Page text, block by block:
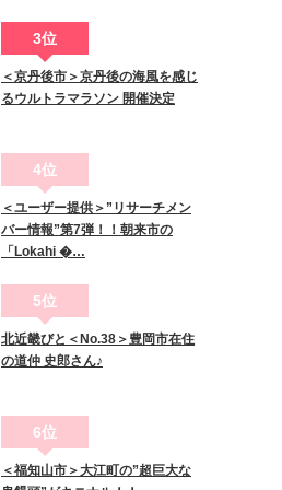
3位
＜京丹後市＞京丹後の海風を感じ
るウルトラマラソン 開催決定
4位
＜ユーザー提供＞”リサーチメン
バー情報”第7弾！！朝来市の
「Lokahi �…
5位
北近畿びと＜No.38＞豊岡市在住
の道仲 史郎さん♪
6位
＜福知山市＞大江町の”超巨大な